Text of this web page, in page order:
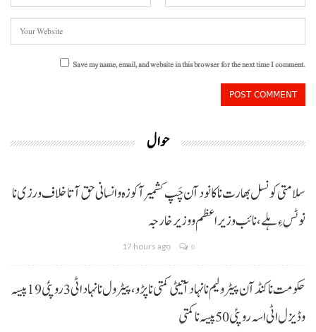
Save my name, email, and website in this browser for the next time I comment.
حوال
سلامتی کونسل بھارت نا کانود آن چَپ کشمیر آ کوزہ و انسانی حق آتا خلاف ورزی نا
نوٹس ءِ ہلے،نائب وزیراعظم و وزیر خارجہ
17 hours ago 0
حکومت نا کنڈ آن پیٹرولیم نا نہاد آتیٹی کمتی نا پڑو،پیٹرول نا نہاد اٹی 3 روپئی 19 پیسہ
و ڈیزل اٹی اسہ روپئی 50 پیسہ نا کمتی